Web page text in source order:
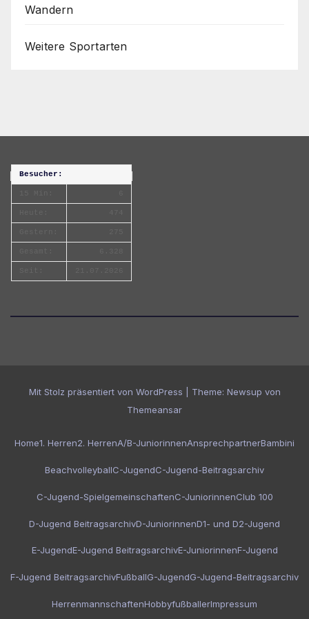
Wandern
Weitere Sportarten
Besucher:
Mit Stolz präsentiert von WordPress Theme: Newsup von
Themeansar
Home1. Herren2. HerrenA/B-JuniorinnenAnsprechpartnerBambini
BeachvolleyballC-JugendC-Jugend-Beitragsarchiv
C-Jugend-SpielgemeinschaftenC-JuniorinnenClub 100
D-Jugend BeitragsarchivD-JuniorinnenD1- und D2-Jugend
E-JugendE-Jugend BeitragsarchivE-JuniorinnenF-Jugend
F-Jugend BeitragsarchivFußballG-JugendG-Jugend-Beitragsarchiv
HerrenmannschaftenHobbyfußballerImpressum